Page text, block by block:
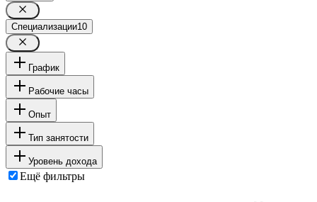
Специализации10
График
Рабочие часы
Опыт
Тип занятости
Уровень дохода
Ещё фильтры